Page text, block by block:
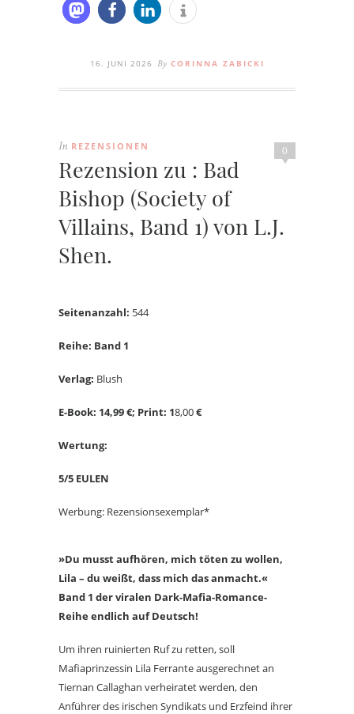
16. JUNI 2026 By CORINNA ZABICKI
0
In REZENSIONEN
Rezension zu : Bad
Bishop (Society of
Villains, Band 1) von L.J.
Shen.
Seitenanzahl: 544
Reihe: Band 1
Verlag: Blush
E-Book: 14,99 €; Print: 18,00€
Wertung:
5/5 EULEN
Werbung: Rezensionsexemplar*
»Du musst aufhören, mich töten zu wollen,
Lila – du weißt, dass mich das anmacht.«
Band 1 der viralen Dark-Mafia-Romance-
Reihe endlich auf Deutsch!
Um ihren ruinierten Ruf zu retten, soll
Mafiaprinzessin Lila Ferrante ausgerechnet an
Tiernan Callaghan verheiratet werden, den
Anführer des irischen Syndikats und Erzfeind ihrer